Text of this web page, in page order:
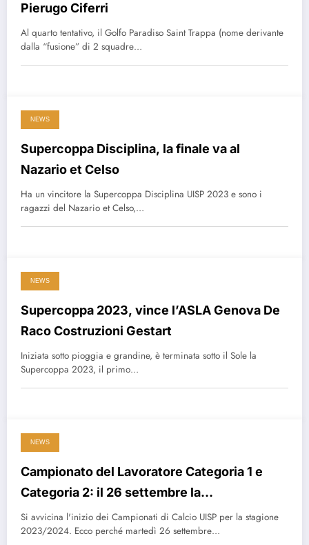
Pierugo Ciferri
Al quarto tentativo, il Golfo Paradiso Saint Trappa (nome derivante
dalla “fusione” di 2 squadre…
NEWS
Supercoppa Disciplina, la finale va al
Nazario et Celso
Ha un vincitore la Supercoppa Disciplina UISP 2023 e sono i
ragazzi del Nazario et Celso,…
NEWS
Supercoppa 2023, vince l’ASLA Genova De
Raco Costruzioni Gestart
Iniziata sotto pioggia e grandine, è terminata sotto il Sole la
Supercoppa 2023, il primo…
NEWS
Campionato del Lavoratore Categoria 1 e
Categoria 2: il 26 settembre la
presentazione
Si avvicina l'inizio dei Campionati di Calcio UISP per la stagione
2023/2024. Ecco perché martedì 26 settembre…